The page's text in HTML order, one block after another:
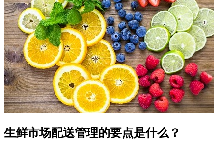
生鲜市场配送管理的要点是什么？